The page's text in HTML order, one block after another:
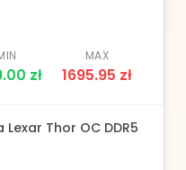
zł
MAX
1695.95 zł
Thor OC DDR5 32GB